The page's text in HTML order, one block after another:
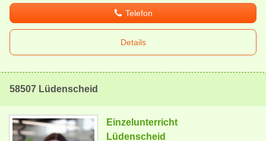
Telefon
Details
58507 Lüdenscheid
Einzelunterricht
Lüdenscheid